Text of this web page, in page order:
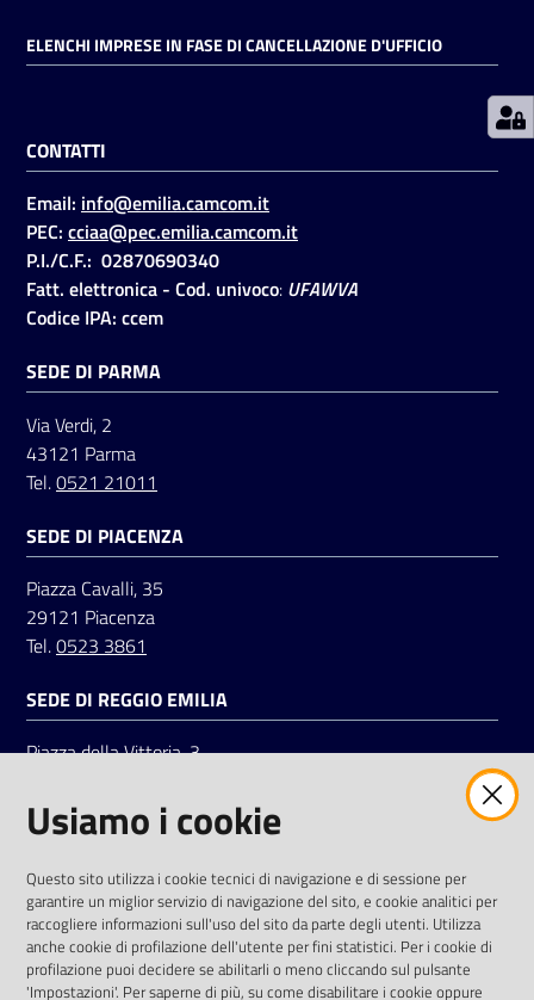
on line
Accedi
Registrati
Seguici
su
ELENCHI IMPRESE IN FASE DI CANCELLAZIONE D'UFFICIO
CONTATTI
Email: info@emilia.camcom.it
PEC: cciaa@pec.emilia.camcom.it
P.I./C.F.: 02870690340
Fatt. elettronica - Cod. univoco: UFAWVA
Codice IPA: ccem
SEDE DI PARMA
Via Verdi, 2
43121 Parma
Tel.0521 21011
SEDE DI PIACENZA
Piazza Cavalli, 35
29121 Piacenza
Tel.0523 3861
SEDE DI REGGIO EMILIA
Piazza della Vittoria, 3
Tel.0522 7961
LinkedinFacebookInstagram
Usiamo i cookie
Questo sito utilizza i cookie tecnici di navigazione e di sessione per
garantire un miglior servizio di navigazione del sito, e cookie analitici per
raccogliere informazioni sull'uso del sito da parte degli utenti. Utilizza
anche cookie di profilazione dell'utente per fini statistici. Per i cookie di
profilazione puoi decidere se abilitarli o meno cliccando sul pulsante
'Impostazioni'. Per saperne di più, su come disabilitare i cookie oppure